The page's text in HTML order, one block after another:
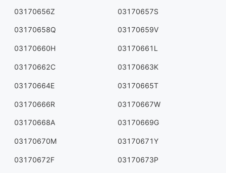
03170656Z 03170657S
03170658Q 03170659V
03170660H 03170661L
03170662C 03170663K
03170664E 03170665T
03170666R 03170667W
03170668A 03170669G
03170670M 03170671Y
03170672F 03170673P